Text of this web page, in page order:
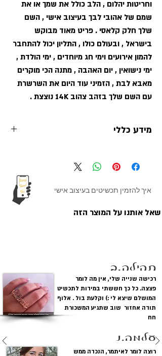
וחריטות יהלום , הלב כולל את שמך או את
שמם של אהובי לבך בעיצוב אישי , השם
שלך חלק קלאסי . פריט מאוד מבוקש
בישראל , ובעולם כולו , התליון יכול להתחבר
להמון אירועים וימי חג מיוחדים , ימי הולדת ,
ימי נישואין , יום האהבה , מתנה הכי מוקרים
מאבא לבת , הזמיני עוד היום את השרשרת
עם השם שלך בזהב צהוב 14K נוצצת .
מידע כללי
קראט צהוב
שם בעיצוב אישי
מתכת:
שרשרת עם השם
אורך שרשראות
וסוג:
גופן: SHELLY
קוטר לב : 20 מ"מ על 18
שאל אותנו על המוצר הזה
תהילה.ב
פצצה. כל כך חששתי במידות לתכשיט
המושלם שיצא לי :) וקלעת בול . אלוף
תודה אחזור שוב שתגיע המשכורת
חח
עלמה.נ
רוצה לומר לאיתמר, הנכדה ממש